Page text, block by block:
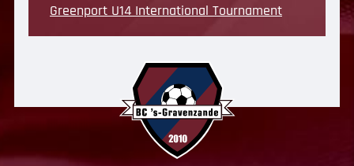
Greenport U14 International Tournament